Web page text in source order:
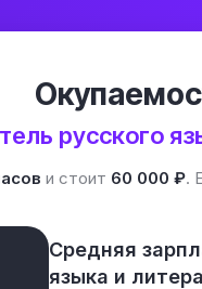
русского
и стоит 60 000 ₽.
Средняя
языка и